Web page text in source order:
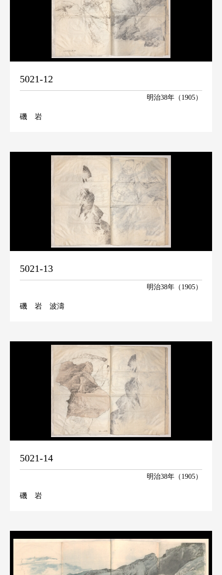
5021-12
明治38年（1905）
磯 岩
5021-13
明治38年（1905）
磯 岩 波濤
5021-14
明治38年（1905）
磯 岩